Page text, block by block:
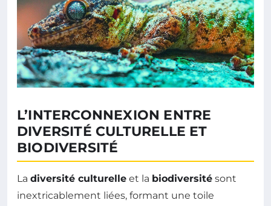
L’INTERCONNEXION ENTRE
DIVERSITÉ CULTURELLE ET
BIODIVERSITÉ
La diversité culturelle et la biodiversité sont
inextricablement liées, formant une toile